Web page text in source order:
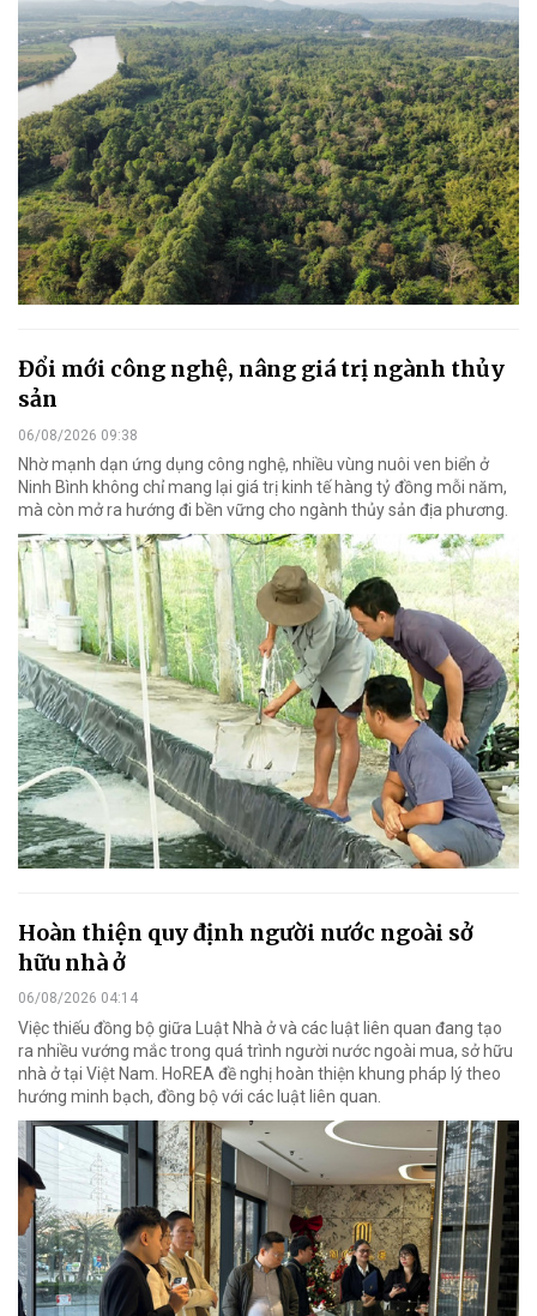
Đổi mới công nghệ, nâng giá trị ngành thủy
sản
06/08/2026 09:38
Nhờ mạnh dạn ứng dụng công nghệ, nhiều vùng nuôi ven biển ở
Ninh Bình không chỉ mang lại giá trị kinh tế hàng tỷ đồng mỗi năm,
mà còn mở ra hướng đi bền vững cho ngành thủy sản địa phương.
Hoàn thiện quy định người nước ngoài sở
hữu nhà ở
06/08/2026 04:14
Việc thiếu đồng bộ giữa Luật Nhà ở và các luật liên quan đang tạo
ra nhiều vướng mắc trong quá trình người nước ngoài mua, sở hữu
nhà ở tại Việt Nam. HoREA đề nghị hoàn thiện khung pháp lý theo
hướng minh bạch, đồng bộ với các luật liên quan.